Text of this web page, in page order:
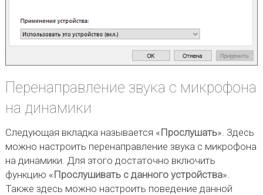
Перенаправление звука с микрофона
на динамики
Следующая вкладка называется «Прослушать». Здесь
можно настроить перенаправление звука с микрофона
на динамики. Для этого достаточно включить
функцию «Прослушивать с данного устройства».
Также здесь можно настроить поведение данной